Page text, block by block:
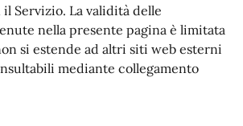
Servizio. La validità delle
nella presente pagina è limitata
si estende ad altri siti web esterni
mediante collegamento